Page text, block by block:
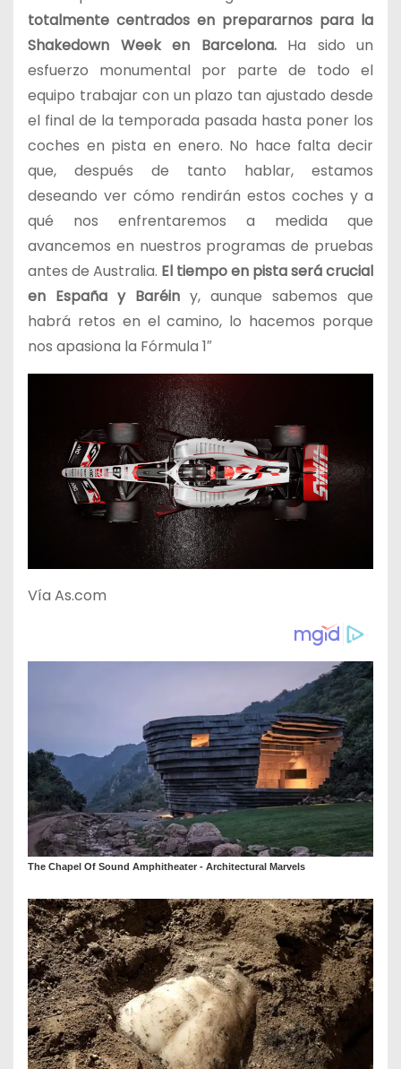
totalmente centrados en prepararnos para la
Shakedown Week en Barcelona. Ha sido un
esfuerzo monumental por parte de todo el
equipo trabajar con un plazo tan ajustado desde
el final de la temporada pasada hasta poner los
coches en pista en enero. No hace falta decir
que, después de tanto hablar, estamos
deseando ver cómo rendirán estos coches y a
qué nos enfrentaremos a medida que
avancemos en nuestros programas de pruebas
antes de Australia. El tiempo en pista será crucial
en España y Baréin y, aunque sabemos que
habrá retos en el camino, lo hacemos porque
nos apasiona la Fórmula 1″
Vía As.com